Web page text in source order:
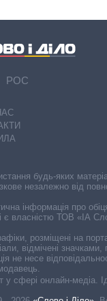
РОС
у сфері онлайн-медіа.
будь-яких
незалежно від
інформація про
є власністю ТОВ «ІА
розміщені на
відмічені
не несе